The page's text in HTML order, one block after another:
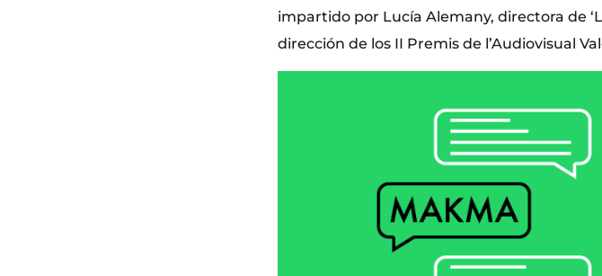
impartido por Lucía Alemany, directora de
dirección de los II Premis de l’Audiovisual